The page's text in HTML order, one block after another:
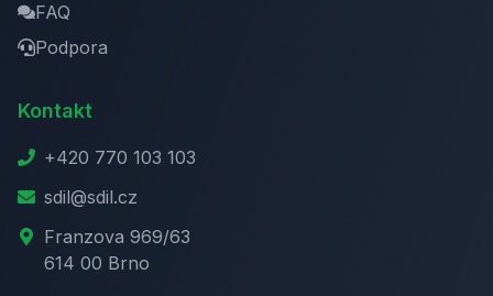
FAQ
Podpora
Kontakt
+420 770 103 103
sdil@sdil.cz
Franzova 969/63
614 00 Brno